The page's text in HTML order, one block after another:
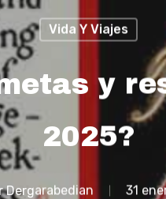
Vida Y Viajes
y
2025?
Dergarabedian 31